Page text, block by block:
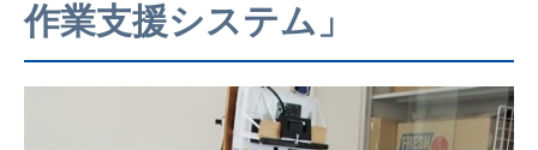
作業支援システム」